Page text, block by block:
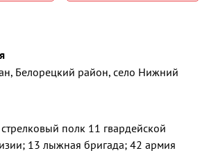
Белорецкий район, село Нижний
полк 11 гвардейской
13 лыжная бригада; 42 армия